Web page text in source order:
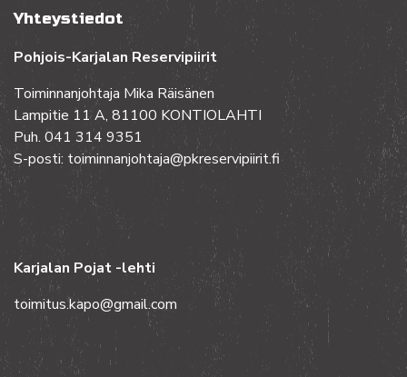
Yhteystiedot
Pohjois-Karjalan Reservipiirit
Toiminnanjohtaja Mika Räisänen
Lampitie 11 A, 81100 KONTIOLAHTI
Puh. 041 314 9351
S-posti: toiminnanjohtaja@pkreservipiirit.fi
Karjalan Pojat -lehti
toimitus.kapo@gmail.com